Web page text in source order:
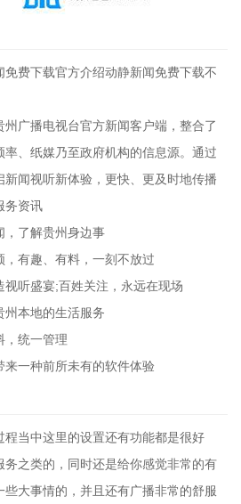
费下载官方介绍动静新闻免费下载不
广播电视台官方新闻客户端，整合了
、纸媒乃至政府机构的信息源。通过
新闻视听新体验，更快、更及时地传播
务资讯
，了解贵州身边事
，有趣、有料，一刻不放过
视听盛宴;百姓关注，永远在现场
州本地的生活服务
，统一管理
一种前所未有的软件体验
当中这里的设置还有功能都是很好
务之类的，同时还是给你感觉非常的有
大事情的，并且还有广播非常的舒服